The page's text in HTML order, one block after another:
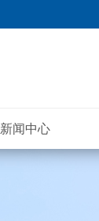
新闻中心